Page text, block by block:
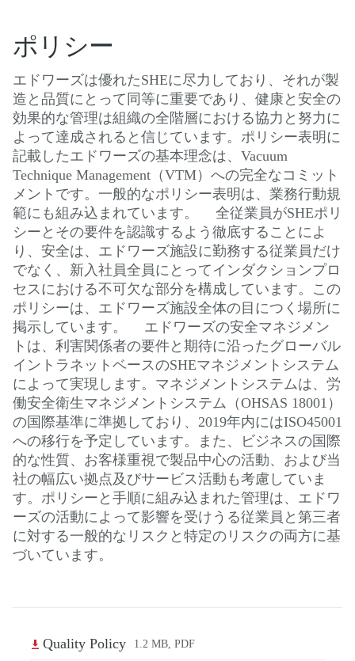
ポリシー
エドワーズは優れたSHEに尽力しており、それが製
造と品質にとって同等に重要であり、健康と安全の
効果的な管理は組織の全階層における協力と努力に
よって達成されると信じています。ポリシー表明に
記載したエドワーズの基本理念は、Vacuum
Technique Management（VTM）への完全なコミット
メントです。一般的なポリシー表明は、業務行動規
範にも組み込まれています。 全従業員がSHEポリ
シーとその要件を認識するよう徹底することによ
り、安全は、エドワーズ施設に勤務する従業員だけ
でなく、新入社員全員にとってインダクションプロ
セスにおける不可欠な部分を構成しています。この
ポリシーは、エドワーズ施設全体の目につく場所に
掲示しています。 エドワーズの安全マネジメン
トは、利害関係者の要件と期待に沿ったグローバル
イントラネットベースのSHEマネジメントシステム
によって実現します。マネジメントシステムは、労
働安全衛生マネジメントシステム（OHSAS 18001）
の国際基準に準拠しており、2019年内にはISO45001
への移行を予定しています。また、ビジネスの国際
的な性質、お客様重視で製品中心の活動、および当
社の幅広い拠点及びサービス活動も考慮していま
す。ポリシーと手順に組み込まれた管理は、エドワ
ーズの活動によって影響を受けうる従業員と第三者
に対する一般的なリスクと特定のリスクの両方に基
づいています。
Quality Policy 1.2 MB, PDF